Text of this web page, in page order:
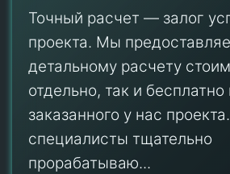
Точный расчет — залог
проекта. Мы
детальному расчету
отдельно, так и
заказанного у нас
специалисты тщательно
прорабатываю...